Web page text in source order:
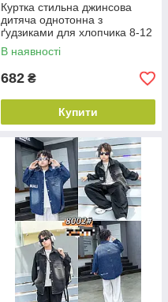
Куртка стильна джинсова
дитяча однотонна з
ґудзиками для хлопчика 8-12
років, колір уточнюйте під час
замовлення
В наявності
682 ₴
Купити